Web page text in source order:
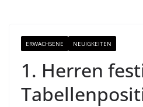
ERWACHSENE NEUIGKEITEN
1. Herren